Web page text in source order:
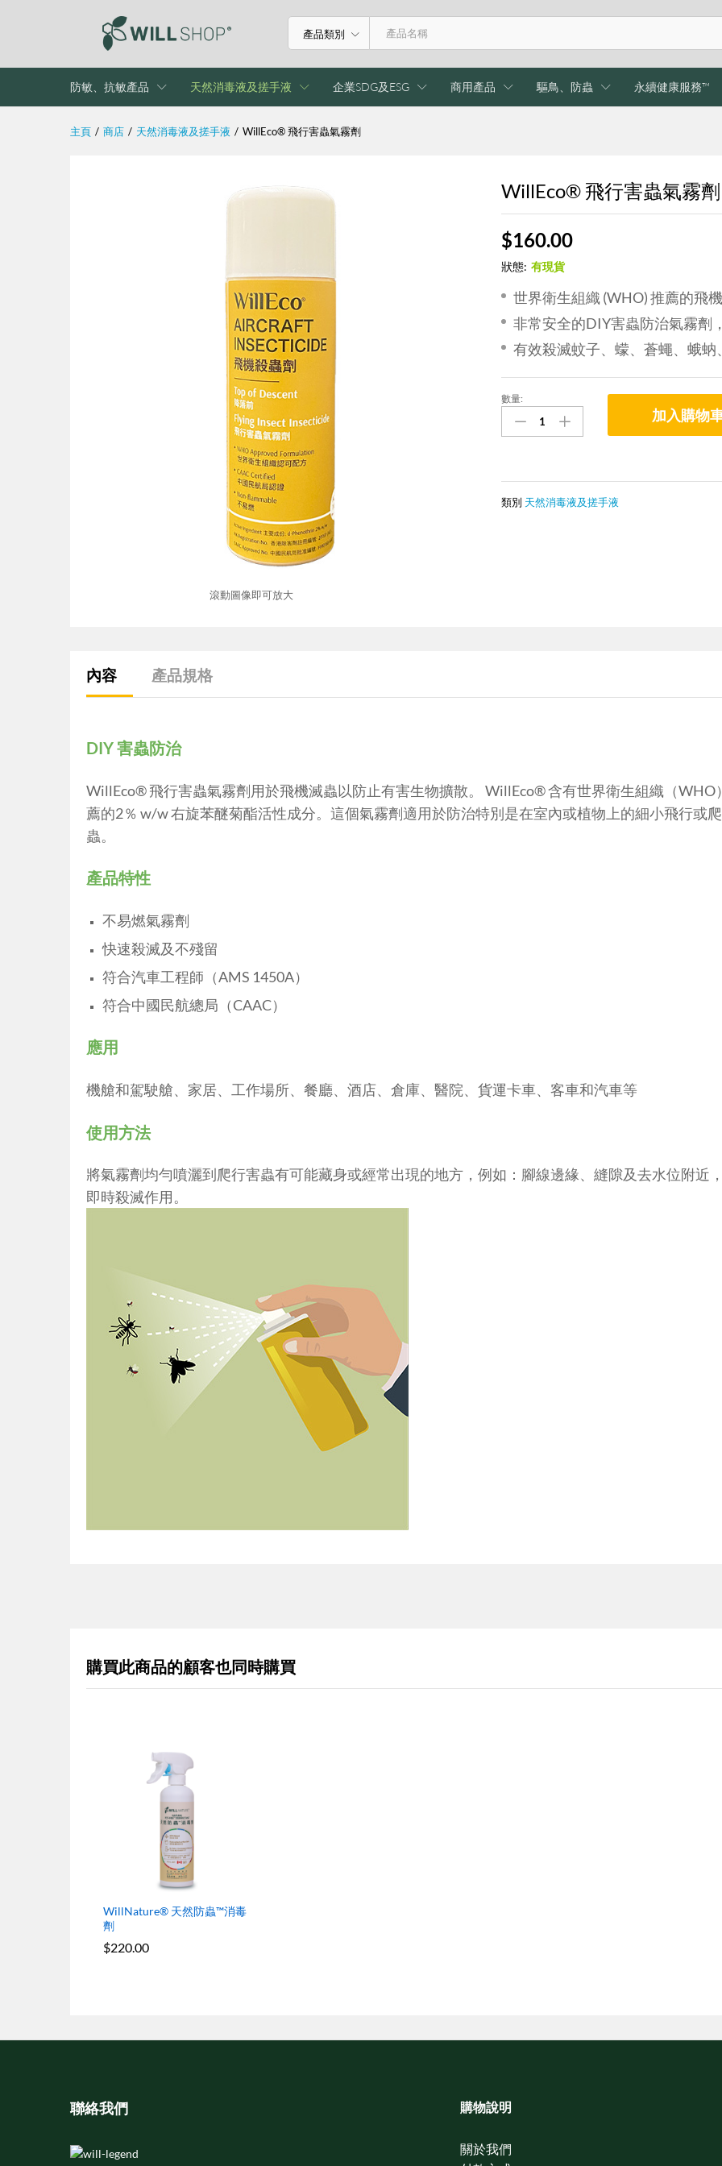
產品類別
防敏、抗敏產品 天然消毒液及搓手液 企業SDG及ESG 商用產品 驅鳥、防蟲 永續健康服務™
主頁 / 商店 / 天然消毒液及搓手液 / WillEco® 飛行害蟲氣霧劑
滾動圖像即可放大
WillEco® 飛行害蟲氣霧劑
$160.00
狀態: 有現貨
世界衛生組織 (WHO) 推薦的飛
非常安全的DIY害蟲防治氣霧劑
有效殺滅蚊子、蠓、蒼蠅、蛾
WillEco®
行
氣
霧
數量:
加入購物
類別 天然消毒液及搓手液
內容 產品規格
DIY 害蟲防治
WillEco® 飛行害蟲氣霧劑用於飛機滅蟲以防止有害生物擴散。 WillEco® 含有世界衛生組織（WHO
薦的2％ w/w 右旋苯醚菊酯活性成分。這個氣霧劑適用於防治特別是在室內或植物上的細小飛行或
蟲。
產品特性
不易燃氣霧劑
快速殺滅及不殘留
符合汽車工程師（AMS 1450A）
符合中國民航總局（CAAC）
應用
機艙和駕駛艙、家居、工作場所、餐廳、酒店、倉庫、醫院、貨運卡車、客車和汽車等
使用方法
將氣霧劑均勻噴灑到爬行害蟲有可能藏身或經常出現的地方，例如：腳線邊緣、縫隙及去水位附近
即時殺滅作用。
購買此商品的顧客也同時購買
WillNature® 天然防蟲™消毒
劑
$220.00
聯絡我們 購物說明
關於我們